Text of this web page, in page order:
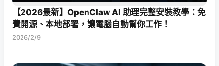
【2026最新】OpenClaw AI 助理完整安裝教學：免
費開源、本地部署，讓電腦自動幫你工作！
2026/2/9